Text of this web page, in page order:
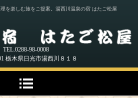
を楽しむ旅をご提案。湯西川温泉の宿 はたご松屋
TEL.0288-98-0008
栃木県日光市湯西川８１８